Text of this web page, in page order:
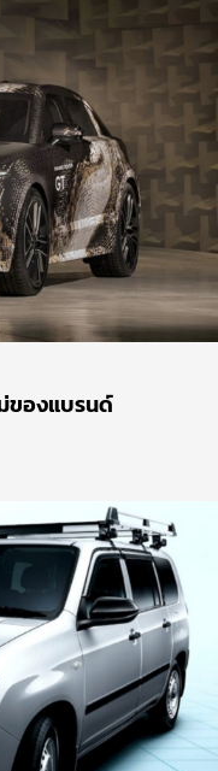
ของแบรนด์